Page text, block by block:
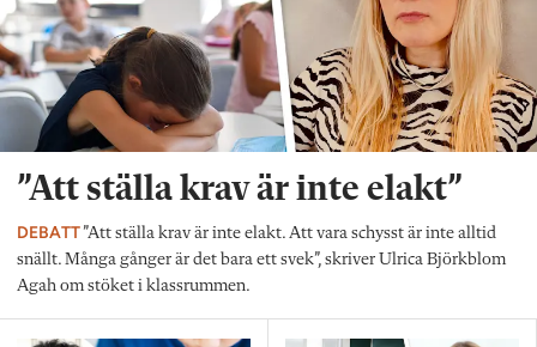
”Att ställa krav är inte elakt”
DEBATT”Att ställa krav är inte elakt. Att vara schysst är inte alltid
snällt. Många gånger är det bara ett svek”, skriver Ulrica Björkblom
Agah om stöket i klassrummen.